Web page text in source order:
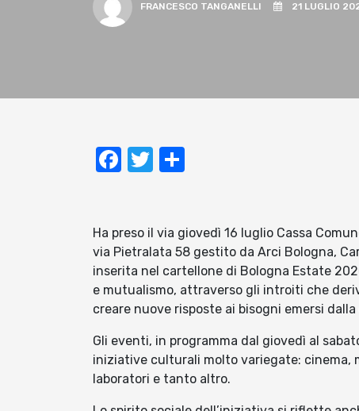
FRANCESCO TANGANELLI 21 LUGLIO
Facebook
Twitter
Ha preso il via giovedì 16 luglio Cassa
via Pietralata 58 gestito da Arci Bologna,
inserita nel cartellone di Bologna Estate
e mutualismo, attraverso gli introiti che
creare nuove risposte ai bisogni emersi
Gli eventi, in programma dal giovedì al
iniziative culturali molto variegate: cinema,
laboratori e tanto altro.